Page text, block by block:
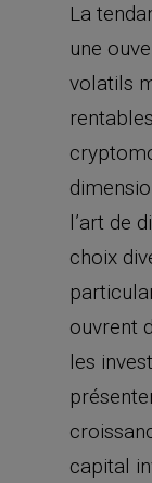
La
une
volatils
l’art de
choix
ouvrent
les
capital